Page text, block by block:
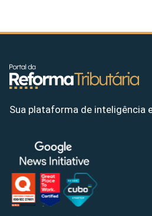
Sua plataforma de inteligência